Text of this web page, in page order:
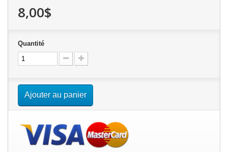
8,00$
Quantité
Ajouter au panier